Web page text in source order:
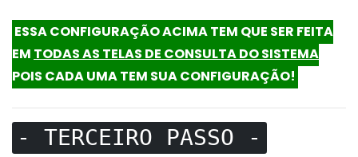
ESSA CONFIGURAÇÃO ACIMA TEM QUE SER FEITA
EM TODAS AS TELAS DE CONSULTA DO SISTEMA
POIS CADA UMA TEM SUA CONFIGURAÇÃO!
- TERCEIRO PASSO -